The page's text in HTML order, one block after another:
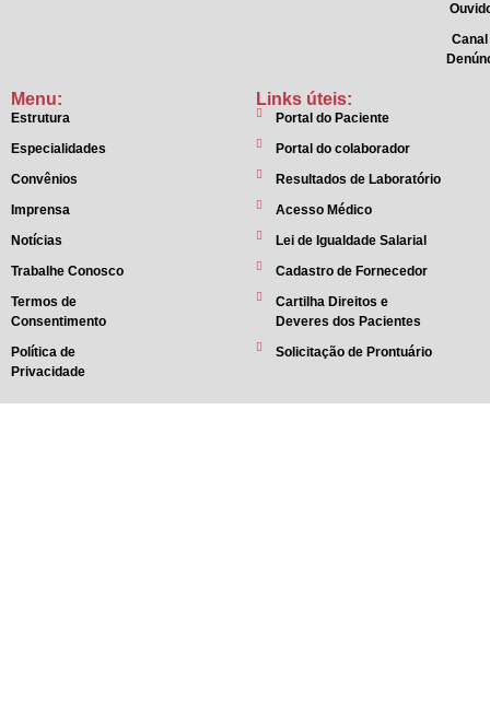
Canal
Menu:
Estrutura
Especialidades
Convênios
Imprensa
Notícias
Trabalhe Conosco
Termos de
Consentimento
Política de
Privacidade
Links úteis:
Portal do Paciente
Portal do colaborador
Resultados de Laboratório
Acesso Médico
Lei de Igualdade Salarial
Cadastro de Fornecedor
Cartilha Direitos e
Deveres dos Pacientes
Solicitação de Prontuário